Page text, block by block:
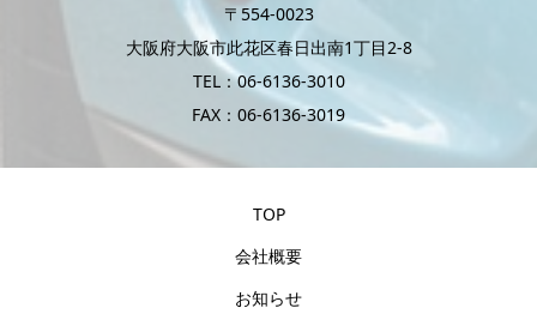
〒554-0023
大阪府大阪市此花区春日出南1丁目2-8
TEL：06-6136-3010
FAX：06-6136-3019
TOP
会社概要
お知らせ